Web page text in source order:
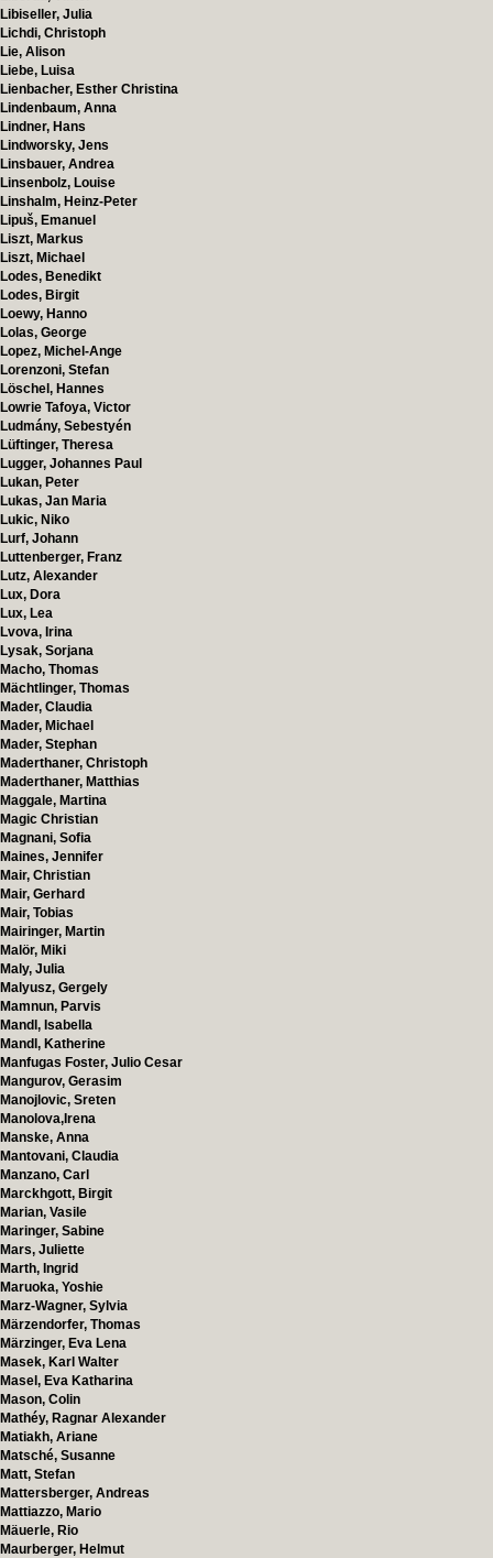
Libiseller, Julia
Lichdi, Christoph
Lie, Alison
Liebe, Luisa
Lienbacher, Esther Christina
Lindenbaum, Anna
Lindner, Hans
Lindworsky, Jens
Linsbauer, Andrea
Linsenbolz, Louise
Linshalm, Heinz-Peter
Lipuš, Emanuel
Liszt, Markus
Liszt, Michael
Lodes, Benedikt
Lodes, Birgit
Loewy, Hanno
Lolas, George
Lopez, Michel-Ange
Lorenzoni, Stefan
Löschel, Hannes
Lowrie Tafoya, Victor
Ludmány, Sebestyén
Lüftinger, Theresa
Lugger, Johannes Paul
Lukan, Peter
Lukas, Jan Maria
Lukic, Niko
Lurf, Johann
Luttenberger, Franz
Lutz, Alexander
Lux, Dora
Lux, Lea
Lvova, Irina
Lysak, Sorjana
Macho, Thomas
Mächtlinger, Thomas
Mader, Claudia
Mader, Michael
Mader, Stephan
Maderthaner, Christoph
Maderthaner, Matthias
Maggale, Martina
Magic Christian
Magnani, Sofia
Maines, Jennifer
Mair, Christian
Mair, Gerhard
Mair, Tobias
Mairinger, Martin
Malör, Miki
Maly, Julia
Malyusz, Gergely
Mamnun, Parvis
Mandl, Isabella
Mandl, Katherine
Manfugas Foster, Julio Cesar
Mangurov, Gerasim
Manojlovic, Sreten
Manolova,Irena
Manske, Anna
Mantovani, Claudia
Manzano, Carl
Marckhgott, Birgit
Marian, Vasile
Maringer, Sabine
Mars, Juliette
Marth, Ingrid
Maruoka, Yoshie
Marz-Wagner, Sylvia
Märzendorfer, Thomas
Märzinger, Eva Lena
Masek, Karl Walter
Masel, Eva Katharina
Mason, Colin
Mathéy, Ragnar Alexander
Matiakh, Ariane
Matsché, Susanne
Matt, Stefan
Mattersberger, Andreas
Mattiazzo, Mario
Mäuerle, Rio
Maurberger, Helmut